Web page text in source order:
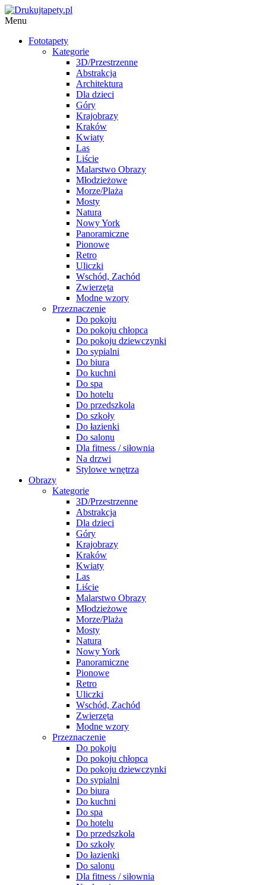
Menu
Fototapety
Kategorie
3D/Przestrzenne
Abstrakcja
Architektura
Dla dzieci
Góry
Krajobrazy
Kraków
Kwiaty
Las
Liście
Malarstwo Obrazy
Młodzieżowe
Morze/Plaża
Mosty
Natura
Nowy York
Panoramiczne
Pionowe
Retro
Uliczki
Wschód, Zachód
Zwierzęta
Modne wzory
Przeznaczenie
Do pokoju
Do pokoju chłopca
Do pokoju dziewczynki
Do sypialni
Do biura
Do kuchni
Do spa
Do hotelu
Do przedszkola
Do szkoły
Do łazienki
Do salonu
Dla fitness / siłownia
Na drzwi
Stylowe wnętrza
Obrazy
Kategorie
3D/Przestrzenne
Abstrakcja
Dla dzieci
Góry
Krajobrazy
Kraków
Kwiaty
Las
Liście
Malarstwo Obrazy
Młodzieżowe
Morze/Plaża
Mosty
Natura
Nowy York
Panoramiczne
Pionowe
Retro
Uliczki
Wschód, Zachód
Zwierzęta
Modne wzory
Przeznaczenie
Do pokoju
Do pokoju chłopca
Do pokoju dziewczynki
Do sypialni
Do biura
Do kuchni
Do spa
Do hotelu
Do przedszkola
Do szkoły
Do łazienki
Do salonu
Dla fitness / siłownia